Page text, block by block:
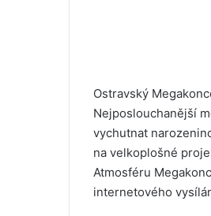
Ostravský
Nejposlouchanější
vychutnat
na velkoplošné
Atmosféru
internetového